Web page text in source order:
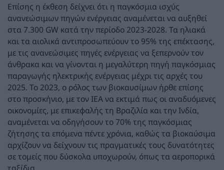
Επίσης η έκθεση δείχνει ότι η παγκόσμια ισχύς
ανανεώσιμων πηγών ενέργειας αναμένεται να αυξηθεί
στα 7.300 GW κατά την περίοδο 2023-2028. Τα ηλιακά
και τα αιολικά αντιπροσωπεύουν το 95% της επέκτασης,
με τις ανανεώσιμες πηγές ενέργειας να ξεπερνούν τον
άνθρακα και να γίνονται η μεγαλύτερη πηγή παγκόσμιας
παραγωγής ηλεκτρικής ενέργειας μέχρι τις αρχές του
2025. Το 2023, ο ρόλος των βιοκαυσίμων ήρθε επίσης
στο προσκήνιο, με τον ΙΕΑ να εκτιμά πως οι αναδυόμενες
οικονομίες, με επικεφαλής τη Βραζιλία και την Ινδία,
αναμένεται να οδηγήσουν το 70% της παγκόσμιας
ζήτησης τα επόμενα πέντε χρόνια, καθώς τα βιοκαύσιμα
αρχίζουν να δείχνουν τις πραγματικές τους δυνατότητες
σε τομείς που δύσκολα υποχωρούν, όπως τα αεροπορικά